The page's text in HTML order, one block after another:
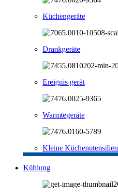
Küchengeräte
Drankgeräte
Ereignis gerät
Warmtegeräte
Kleine Küchenutensilien
Kühlung